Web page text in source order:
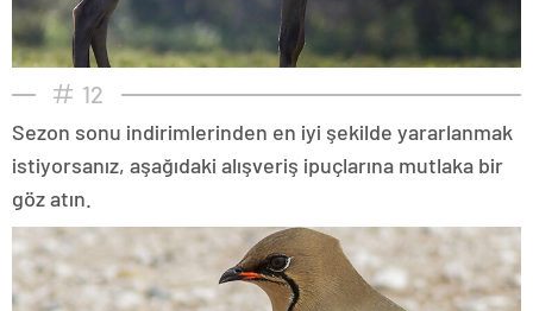
12
Sezon sonu indirimlerinden en iyi şekilde yararlanmak
istiyorsanız, aşağıdaki alışveriş ipuçlarına mutlaka bir
göz atın.